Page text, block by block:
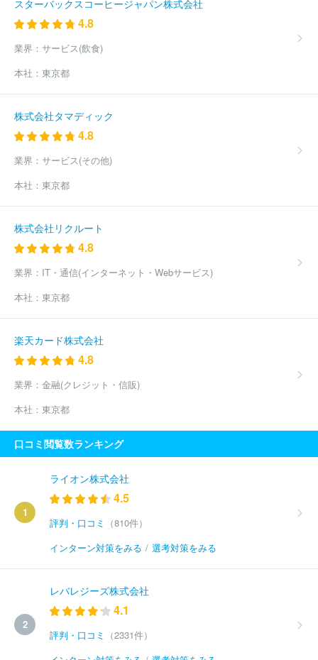
ＮＴ ＥＸＰＡＮＤ
株式会社グッデイ 株式会社アミューズ
本綜合テレビ株式会社
株式会社ボルテージ
株式会社クリエイティブパープル
ミナクリエイト１２
レビマンユニオン
株式会社ギフト
株式会社Ｉｎｆｉｎｉｔｙ１
株式会社エス・ケイ通信
ＲＡＩＳＥ
株式会社ＣＢＣクリエイション
ー・ネットワーク
株式会社ヤング・コミュニケーション
株式会
社ビデオ企画リバティー
スターバックスコーヒージャパン株式会社
4.8
業界： サービス(飲食)
本社： 東京都
株式会社タマディック
4.8
業界： サービス(その他)
本社： 東京都
株式会社リクルート
4.8
業界： IT・通信(インターネット・Webサービス)
本社： 東京都
楽天カード株式会社
4.8
業界： 金融(クレジット・信販)
本社： 東京都
口コミ閲覧数ランキング
1
ライオン株式会社
4.5
評判・口コミ
（810件）
インターン対策をみる / 選考対策をみる
2
レバレジーズ株式会社
4.1
評判・口コミ
（2331件）